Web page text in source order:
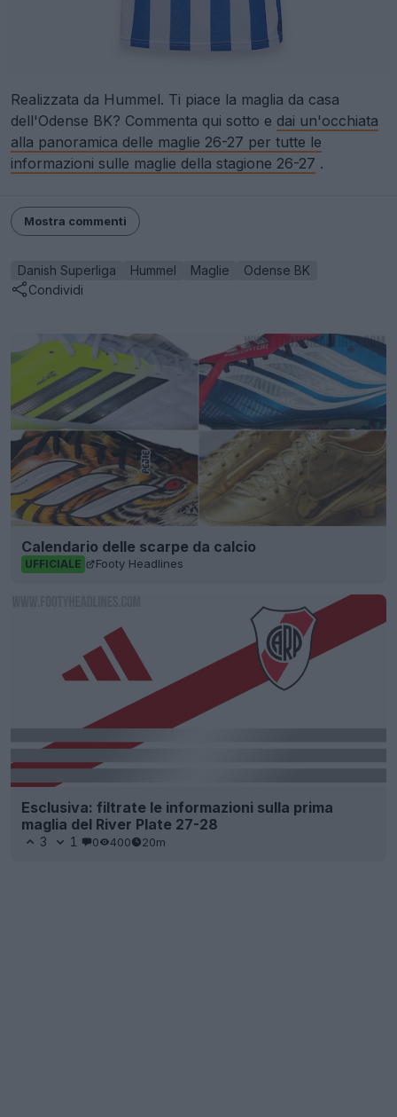
Realizzata da Hummel. Ti piace la maglia da casa
dell'Odense BK? Commenta qui sotto e dai un'occhiata
alla panoramica delle maglie 26-27 per tutte le
informazioni sulle maglie della stagione 26-27 .
Mostra commenti
Danish Superliga Hummel Maglie
Odense BK
Condividi
Calendario delle scarpe da calcio
UFFICIALE Footy Headlines
Esclusiva: filtrate le informazioni sulla prima
maglia del River Plate 27-28
3 1 0 400 20m